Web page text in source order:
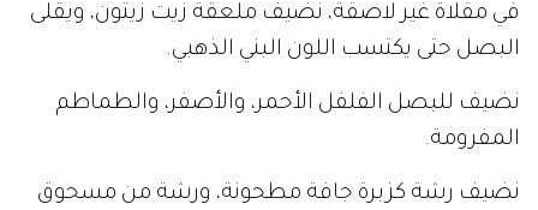
في مقلاة غير لاصقة، نضيف ملعقة زيت زيتون، ويقلى
البصل حتى يكتسب اللون البني الذهبي.
نضيف للبصل الفلفل الأحمر، والأصفر، والطماطم
المفرومة.
نضيف رشة كزبرة جافة مطحونة، ورشة من مسحوق